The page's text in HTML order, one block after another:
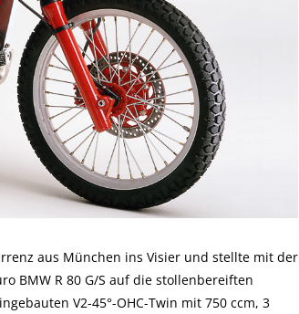
aus München ins Visier und stellte mit der
BMW R 80 G/S auf die stollenbereiften
V2-45°-OHC-Twin mit 750 ccm, 3